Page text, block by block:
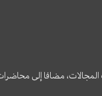
المجالات، مضافا إلى